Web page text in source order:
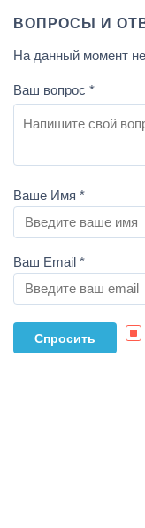
ВОПРОСЫ И
На данный момент
Ваш вопрос *
Ваше Имя *
Ваш Email *